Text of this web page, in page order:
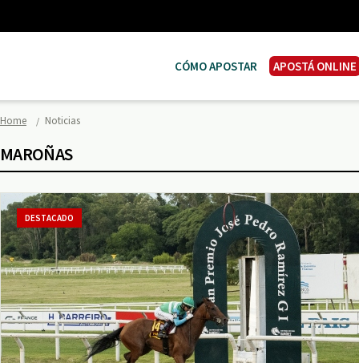
CÓMO APOSTAR APOSTÁ ONLINE
Home Noticias
MAROÑAS
DESTACADO